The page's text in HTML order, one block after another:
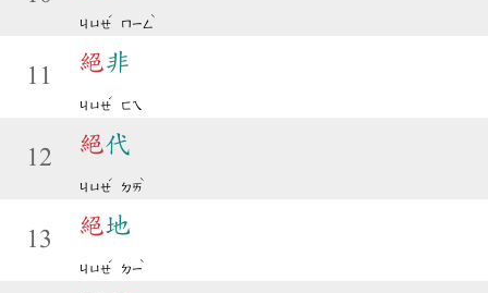
ㄐㄩㄝ
ˊ
ㄇㄧㄥ
ˋ
11
絕非
ㄐㄩㄝ
ˊ
ㄈㄟ
12
絕代
ㄐㄩㄝ
ˊ
ㄉㄞ
ˋ
13
絕地
ㄐㄩㄝ
ˊ
ㄉㄧ
ˋ